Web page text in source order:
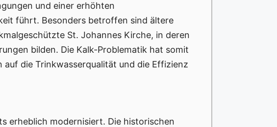
und einer erhöhten
führt. Besonders betroffen sind ältere
St. Johannes Kirche, in deren
bilden. Die Kalk-Problematik hat somit
auf die Trinkwasserqualität und die Effizienz
erheblich modernisiert. Die historischen